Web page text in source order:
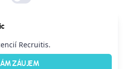
Recruitis.
ZÁUJEM